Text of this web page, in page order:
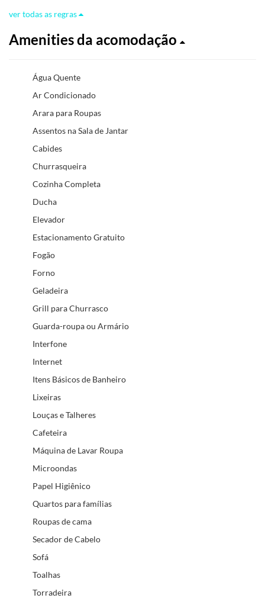
ver todas as regras
Amenities da acomodação
Água Quente
Ar Condicionado
Arara para Roupas
Assentos na Sala de Jantar
Cabides
Churrasqueira
Cozinha Completa
Ducha
Elevador
Estacionamento Gratuito
Fogão
Forno
Geladeira
Grill para Churrasco
Guarda-roupa ou Armário
Interfone
Internet
Itens Básicos de Banheiro
Lixeiras
Louças e Talheres
Cafeteira
Máquina de Lavar Roupa
Microondas
Papel Higiênico
Quartos para famílias
Roupas de cama
Secador de Cabelo
Sofá
Toalhas
Torradeira